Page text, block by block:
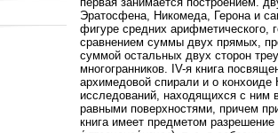
Эратосфена, Никомеда, Герона и
фигуре средних арифметического,
сравнением суммы двух прямых,
суммой остальных двух сторон
многогранников. IV-я книга
архимедовой спирали и о
исследований, находящихся с ним
равными поверхностями, причем
книга имеет предметом